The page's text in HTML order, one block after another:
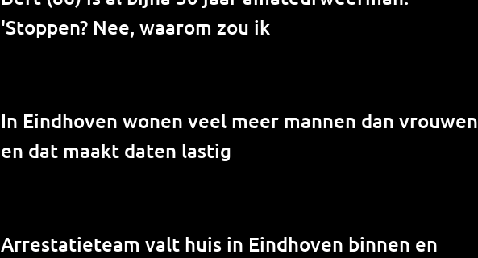
'Stoppen? Nee, waarom zou ik
In Eindhoven wonen veel meer mannen dan vrouwen
en dat maakt daten lastig
Arrestatieteam valt huis in Eindhoven binnen en